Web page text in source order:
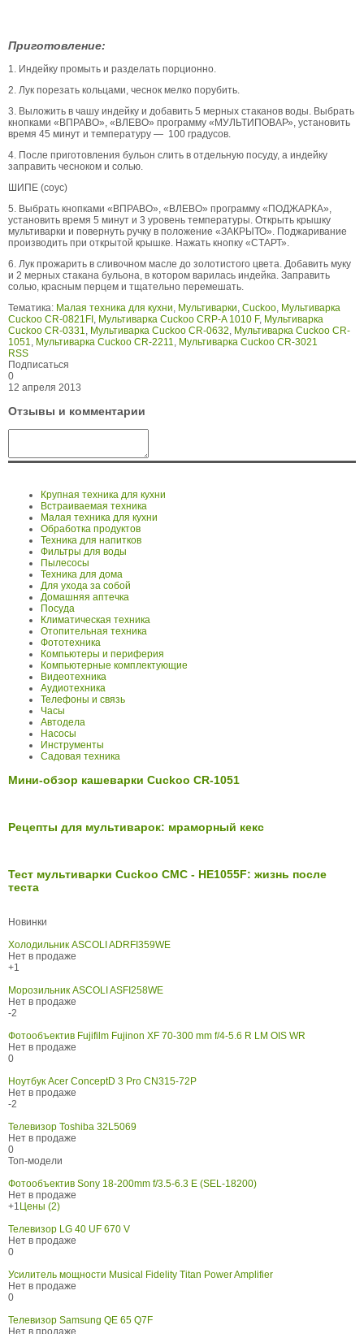
Приготовление:
1. Индейку промыть и разделать порционно.
2. Лук порезать кольцами, чеснок мелко порубить.
3. Выложить в чашу индейку и добавить 5 мерных стаканов воды. Выбрать
кнопками «ВПРАВО», «ВЛЕВО» программу «МУЛЬТИПОВАР», установить
время 45 минут и температуру — 100 градусов.
4. После приготовления бульон слить в отдельную посуду, а индейку
заправить чесноком и солью.
ШИПЕ (соус)
5. Выбрать кнопками «ВПРАВО», «ВЛЕВО» программу «ПОДЖАРКА»,
установить время 5 минут и 3 уровень температуры. Открыть крышку
мультиварки и повернуть ручку в положение «ЗАКРЫТО». Поджаривание
производить при открытой крышке. Нажать кнопку «СТАРТ».
6. Лук прожарить в сливочном масле до золотистого цвета. Добавить муку
и 2 мерных стакана бульона, в котором варилась индейка. Заправить
солью, красным перцем и тщательно перемешать.
Тематика: Малая техника для кухни, Мультиварки, Cuckoo, Мультиварка
Cuckoo CR-0821FI , Мультиварка Cuckoo CRP-A 1010 F, Мультиварка
Cuckoo CR-0331, Мультиварка Cuckoo CR-0632, Мультиварка Cuckoo CR-
1051, Мультиварка Cuckoo CR-2211, Мультиварка Cuckoo CR-3021
RSS
Подписаться
0
12 апреля 2013
Отзывы и комментарии
Крупная техника для кухни
Встраиваемая техника
Малая техника для кухни
Обработка продуктов
Техника для напитков
Фильтры для воды
Пылесосы
Техника для дома
Для ухода за собой
Домашняя аптечка
Посуда
Климатическая техника
Отопительная техника
Фототехника
Компьютеры и периферия
Компьютерные комплектующие
Видеотехника
Аудиотехника
Телефоны и связь
Часы
Автодела
Насосы
Инструменты
Садовая техника
Мини-обзор кашеварки Cuckoo CR-1051
Рецепты для мультиварок: мраморный кекс
Тест мультиварки Cuckoo CMC - HE1055F: жизнь после
теста
Новинки
Холодильник ASCOLI ADRFI359WE
Нет в продаже
+1
Морозильник ASCOLI ASFI258WE
Нет в продаже
-2
Фотообъектив Fujifilm Fujinon XF 70-300 mm f/4-5.6 R LM OIS WR
Нет в продаже
0
Ноутбук Acer ConceptD 3 Pro CN315-72P
Нет в продаже
-2
Телевизор Toshiba 32L5069
Нет в продаже
0
Топ-модели
Фотообъектив Sony 18-200mm f/3.5-6.3 E (SEL-18200)
Нет в продаже
+1 Цены (2)
Телевизор LG 40 UF 670 V
Нет в продаже
0
Усилитель мощности Musical Fidelity Titan Power Amplifier
Нет в продаже
0
Телевизор Samsung QE 65 Q7F